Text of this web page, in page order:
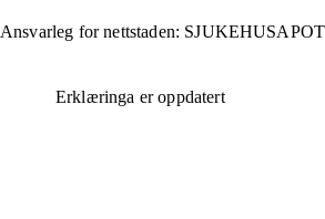
Ansvarleg for nettstaden:
Erklæringa er oppdatert